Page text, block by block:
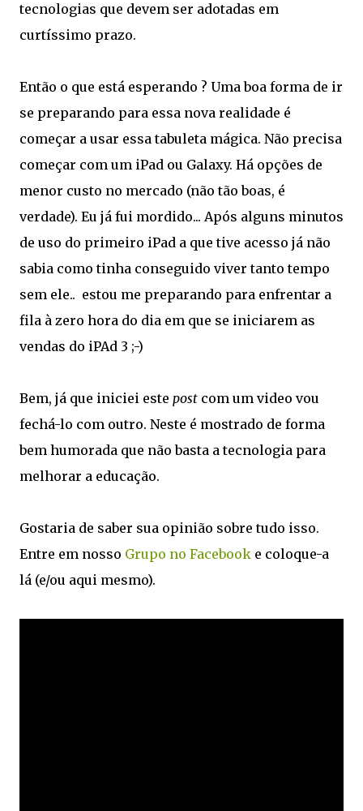
tecnologias que devem ser adotadas em
curtíssimo prazo.
Então o que está esperando ? Uma boa forma de ir
se preparando para essa nova realidade é
começar a usar essa tabuleta mágica. Não precisa
começar com um iPad ou Galaxy. Há opções de
menor custo no mercado (não tão boas, é
verdade). Eu já fui mordido... Após alguns minutos
de uso do primeiro iPad a que tive acesso já não
sabia como tinha conseguido viver tanto tempo
sem ele.. estou me preparando para enfrentar a
fila à zero hora do dia em que se iniciarem as
vendas do iPAd 3 ;-)
Bem, já que iniciei este post com um video vou
fechá-lo com outro. Neste é mostrado de forma
bem humorada que não basta a tecnologia para
melhorar a educação.
Gostaria de saber sua opinião sobre tudo isso.
Entre em nosso Grupo no Facebook e coloque-a
lá (e/ou aqui mesmo).